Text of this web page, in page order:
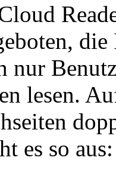
nur
lesen.
es so aus: